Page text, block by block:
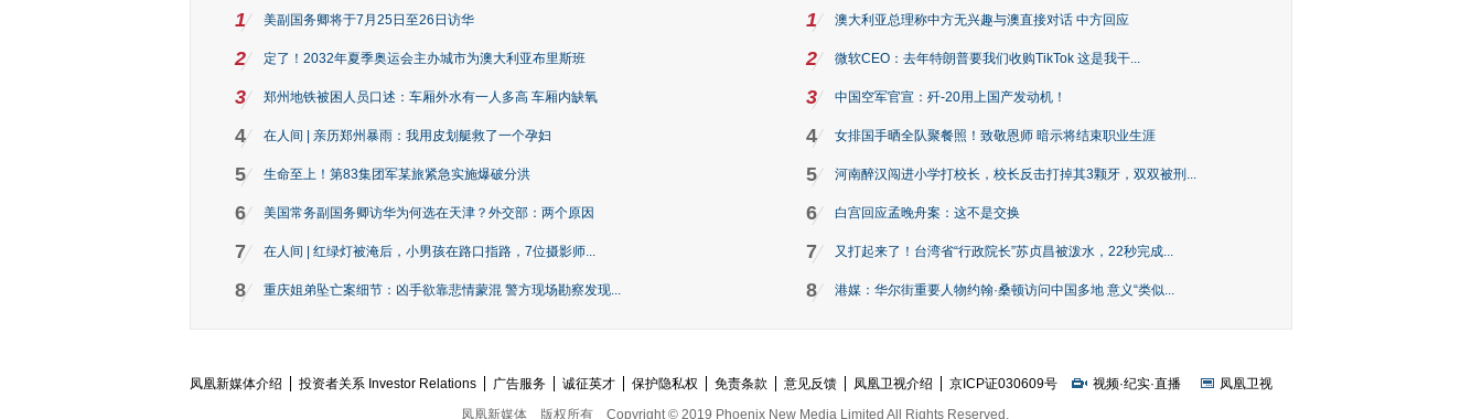
1 美副国务卿将于7月25日至26日访华
2 定了！2032年夏季奥运会主办城市为澳大利亚布里斯班
3 郑州地铁被困人员口述：车厢外水有一人多高 车厢内缺氧
4 在人间 | 亲历郑州暴雨：我用皮划艇救了一个孕妇
5 生命至上！第83集团军某旅紧急实施爆破分洪
6 美国常务副国务卿访华为何选在天津？外交部：两个原因
7 在人间 | 红绿灯被淹后，小男孩在路口指路，7位摄影师...
8 重庆姐弟坠亡案细节：凶手欲靠悲情蒙混 警方现场勘察发现...
1 澳大利亚总理称中方无兴趣与澳直接对话 中方回应
2 微软CEO：去年特朗普要我们收购TikTok 这是我干...
3 中国空军官宣：歼-20用上国产发动机！
4 女排国手晒全队聚餐照！致敬恩师 暗示将结束职业生涯
5 河南醉汉闯进小学打校长，校长反击打掉其3颗牙，双双被刑...
6 白宫回应孟晚舟案：这不是交换
7 又打起来了！台湾省“行政院长”苏贞昌被泼水，22秒完成...
8 港媒：华尔街重要人物约翰·桑顿访问中国多地 意义“类似...
凤凰新媒体介绍 投资者关系 Investor Relations 广告服务 诚征英才 保护隐私权 免责条款 意见反馈 凤凰卫视介绍 京ICP证030609号 视频·纪实·直播
凤凰卫视
凤凰新媒体
版权所有 Copyright © 2019 Phoenix New Media Limited All Rights Reserved.